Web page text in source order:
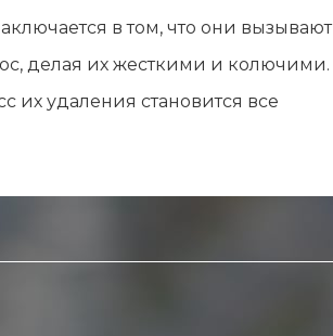
в том, что они вызывают
делая их жесткими и колючими.
их удаления становится все